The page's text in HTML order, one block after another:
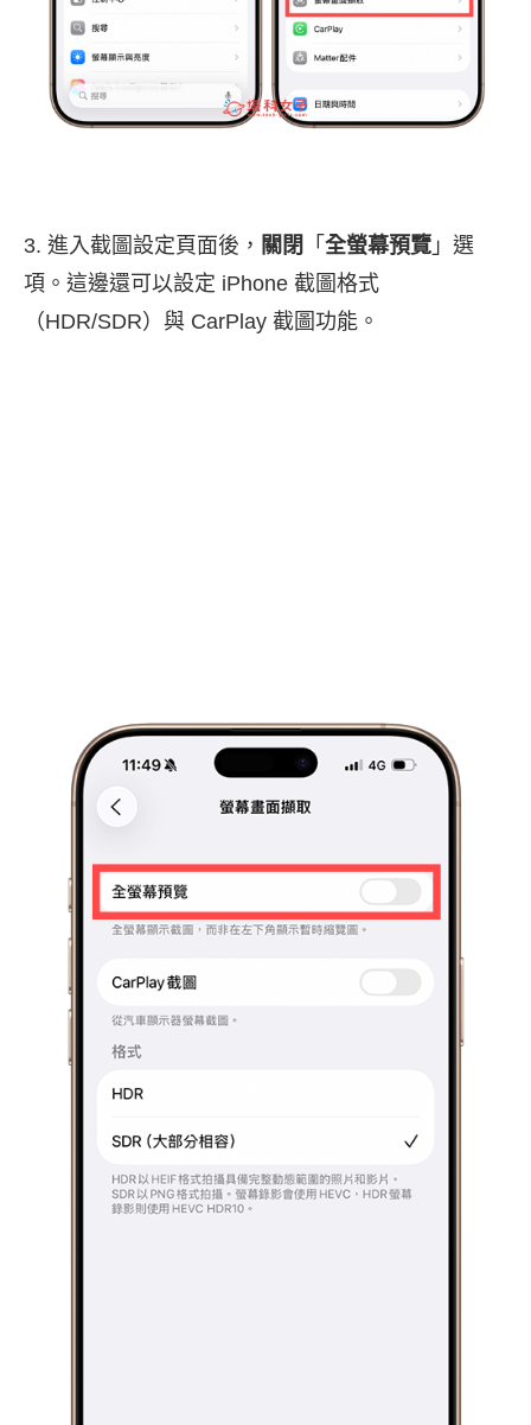
3. 進入截圖設定頁面後， 關閉 「 全螢幕預覽 」選
項。這邊還可以設定 iPhone 截圖格式
（HDR/SDR）與 CarPlay 截圖功能。